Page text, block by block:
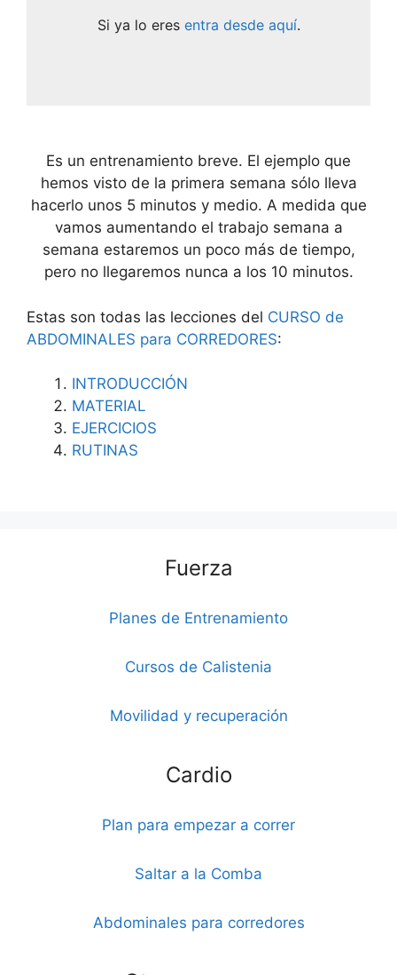
Si ya lo eres entra desde aquí.
Es un entrenamiento breve. El ejemplo que
hemos visto de la primera semana sólo lleva
hacerlo unos 5 minutos y medio. A medida que
vamos aumentando el trabajo semana a
semana estaremos un poco más de tiempo,
pero no llegaremos nunca a los 10 minutos.
Estas son todas las lecciones del CURSO de
ABDOMINALES para CORREDORES:
INTRODUCCIÓN
MATERIAL
EJERCICIOS
RUTINAS
Fuerza
Planes de Entrenamiento
Cursos de Calistenia
Movilidad y recuperación
Cardio
Plan para empezar a correr
Saltar a la Comba
Abdominales para corredores